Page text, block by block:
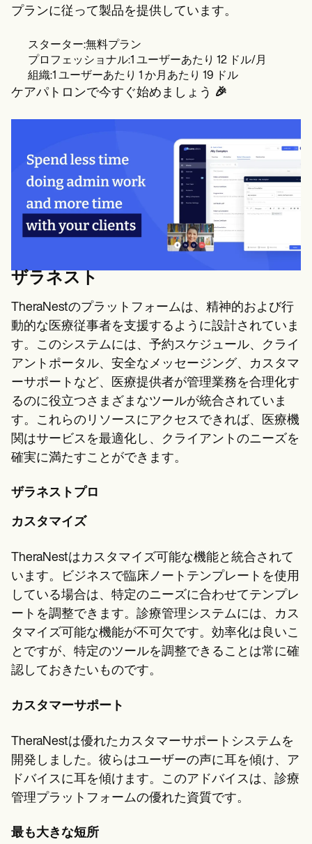
プランに従って製品を提供しています。
スターター:無料プラン
プロフェッショナル:1 ユーザーあたり 12 ドル/月
組織:1 ユーザーあたり 1 か月あたり 19 ドル
ケアパトロンで今すぐ始めましょう 🎉
ザラネスト
TheraNestのプラットフォームは、精神的および行
動的な医療従事者を支援するように設計されていま
す。このシステムには、予約スケジュール、クライ
アントポータル、安全なメッセージング、カスタマ
ーサポートなど、医療提供者が管理業務を合理化す
るのに役立つさまざまなツールが統合されていま
す。これらのリソースにアクセスできれば、医療機
関はサービスを最適化し、クライアントのニーズを
確実に満たすことができます。
ザラネストプロ
カスタマイズ
TheraNestはカスタマイズ可能な機能と統合されて
います。ビジネスで臨床ノートテンプレートを使用
している場合は、特定のニーズに合わせてテンプレ
ートを調整できます。診療管理システムには、カス
タマイズ可能な機能が不可欠です。効率化は良いこ
とですが、特定のツールを調整できることは常に確
認しておきたいものです。
カスタマーサポート
TheraNestは優れたカスタマーサポートシステムを
開発しました。彼らはユーザーの声に耳を傾け、ア
ドバイスに耳を傾けます。このアドバイスは、診療
管理プラットフォームの優れた資質です。
最も大きな短所